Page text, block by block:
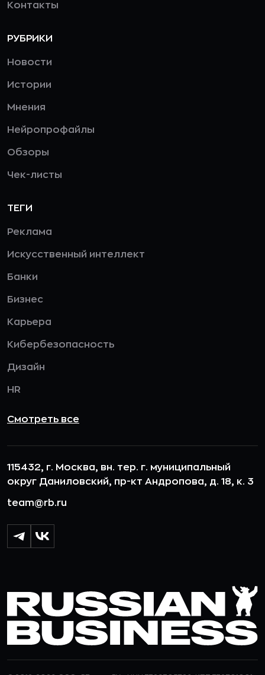
Контакты
РУБРИКИ
Новости
Истории
Мнения
Нейропрофайлы
Обзоры
Чек-листы
ТЕГИ
Реклама
Искусственный интеллект
Банки
Бизнес
Карьера
Кибербезопасность
Дизайн
HR
Смотреть все
115432, г. Москва, вн. тер. г. муниципальный
округ Даниловский, пр-кт Андропова, д. 18, к. 3
team@rb.ru